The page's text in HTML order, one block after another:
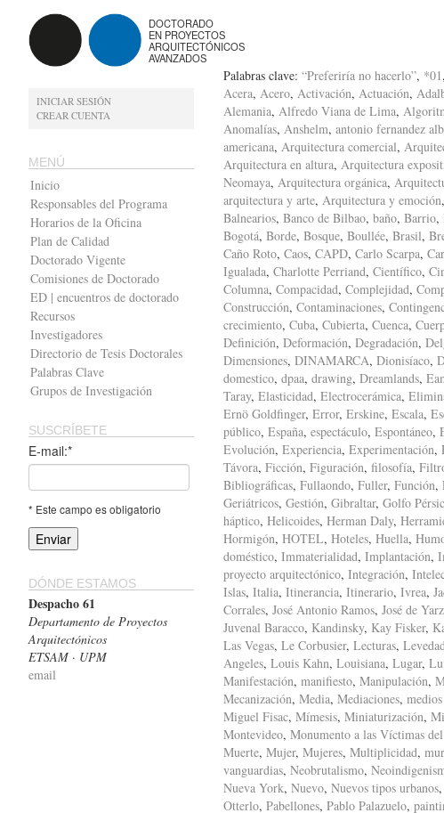
DOCTORADO
EN PROYECTOS
ARQUITECTÓNICOS
AVANZADOS
INICIAR SESIÓN
CREAR CUENTA
MENÚ
Inicio
Responsables del Programa
Horarios de la Oficina
Plan de Calidad
Doctorado Vigente
Comisiones de Doctorado
ED | encuentros de doctorado
Recursos
Investigadores
Directorio de Tesis Doctorales
Palabras Clave
Grupos de Investigación
SUSCRÍBETE
E-mail:*
* Este campo es obligatorio
DÓNDE ESTAMOS
Despacho 61
Departamento de Proyectos
Arquitectónicos
ETSAM · UPM
email
Palabras clave: “Preferiría no hacerlo”, *01,
Acera, Acero, Activación, Actuación,
Alemania, Alfredo Viana de Lima,
Anomalías, Anshelm, antonio fernandez
americana, Arquitectura comercial,
Arquitectura en altura, Arquitectura
Neomaya, Arquitectura orgánica,
arquitectura y arte, Arquitectura y emoción,
Balnearios, Banco de Bilbao, baño, Barrio,
Bogotá, Borde, Bosque, Boullée, Brasil,
Caño Roto, Caos, CAPD, Carlo Scarpa,
Igualada, Charlotte Perriand, Científico,
Columna, Compacidad, Complejidad,
Construcción, Contaminaciones,
crecimiento, Cuba, Cubierta, Cuenca,
Definición, Deformación, Degradación,
Dimensiones, DINAMARCA, Dionisíaco,
domestico, dpaa, drawing, Dreamlands,
Taray, Elasticidad, Electrocerámica,
Ernö Goldfinger, Error, Erskine, Escala,
público, España, espectáculo, Espontáneo,
Evolución, Experiencia, Experimentación,
Távora, Ficción, Figuración, filosofía,
Bibliográficas, Fullaondo, Fuller, Función,
Geriátricos, Gestión, Gibraltar, Golfo
háptico, Helicoides, Herman Daly,
Hormigón, HOTEL, Hoteles, Huella,
doméstico, Immaterialidad, Implantación,
proyecto arquitectónico, Integración,
Islas, Italia, Itinerancia, Itinerario, Ivrea,
Corrales, José Antonio Ramos, José de
Juvenal Baracco, Kandinsky, Kay Fisker,
Las Vegas, Le Corbusier, Lecturas,
Angeles, Louis Kahn, Louisiana, Lugar,
Manifestación, manifiesto, Manipulación,
Mecanización, Media, Mediaciones,
Miguel Fisac, Mímesis, Miniaturización,
Montevideo, Monumento a las Víctimas
Muerte, Mujer, Mujeres, Multiplicidad,
vanguardias, Neobrutalismo,
Nueva York, Nuevo, Nuevos tipos urbanos,
Otterlo, Pabellones, Pablo Palazuelo,